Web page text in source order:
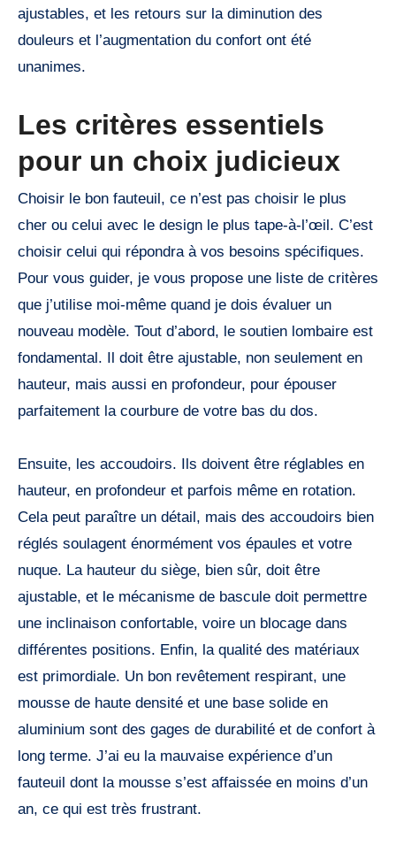
ajustables, et les retours sur la diminution des
douleurs et l’augmentation du confort ont été
unanimes.
Les critères essentiels
pour un choix judicieux
Choisir le bon fauteuil, ce n’est pas choisir le plus
cher ou celui avec le design le plus tape-à-l’œil. C’est
choisir celui qui répondra à vos besoins spécifiques.
Pour vous guider, je vous propose une liste de critères
que j’utilise moi-même quand je dois évaluer un
nouveau modèle. Tout d’abord, le soutien lombaire est
fondamental. Il doit être ajustable, non seulement en
hauteur, mais aussi en profondeur, pour épouser
parfaitement la courbure de votre bas du dos.
Ensuite, les accoudoirs. Ils doivent être réglables en
hauteur, en profondeur et parfois même en rotation.
Cela peut paraître un détail, mais des accoudoirs bien
réglés soulagent énormément vos épaules et votre
nuque. La hauteur du siège, bien sûr, doit être
ajustable, et le mécanisme de bascule doit permettre
une inclinaison confortable, voire un blocage dans
différentes positions. Enfin, la qualité des matériaux
est primordiale. Un bon revêtement respirant, une
mousse de haute densité et une base solide en
aluminium sont des gages de durabilité et de confort à
long terme. J’ai eu la mauvaise expérience d’un
fauteuil dont la mousse s’est affaissée en moins d’un
an, ce qui est très frustrant.